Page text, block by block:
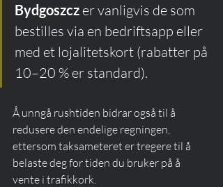
Bydgoszcz er vanligvis de som
bestilles via en bedriftsapp eller
med et lojalitetskort (rabatter på
10–20 % er standard).
Å unngå rushtiden bidrar også til å
redusere den endelige regningen,
ettersom taksameteret er tregere til å
belaste deg for tiden du bruker på å
vente i trafikkork.